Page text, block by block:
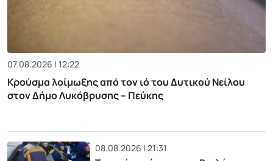
07.08.2026 | 12:22
Κρούσμα λοίμωξης από τον ιό του Δυτικού Νείλου
στον Δήμο Λυκόβρυσης – Πεύκης
08.08.2026 | 21:31